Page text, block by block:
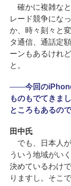
確かに複雑な
レード競争にな
か、時々刻々と
タ通信、通話定
ーンもあるけれ
と。
――今回の
ものもでてきま
ところもあるので
田中氏
でも、日本人
ういう地域がい
決めているわけ
りますし。そこ